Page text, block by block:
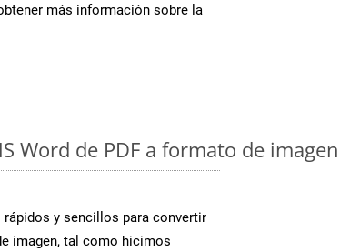
más información sobre la
Word de PDF a formato de
y sencillos para convertir
imagen, tal como hicimos